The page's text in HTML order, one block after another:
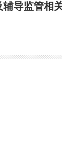
导监管相